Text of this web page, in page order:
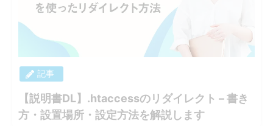
記事
【説明書DL】.htaccessのリダイレクト – 書き
方・設置場所・設定方法を解説します